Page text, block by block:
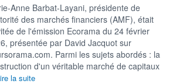
Anne Barbat-Layani, présidente de
des marchés financiers (AMF), était
de l'émission Ecorama du 24 février
présentée par David Jacquot sur
Parmi les sujets abordés : la
d'un véritable marché de capitaux
la suite